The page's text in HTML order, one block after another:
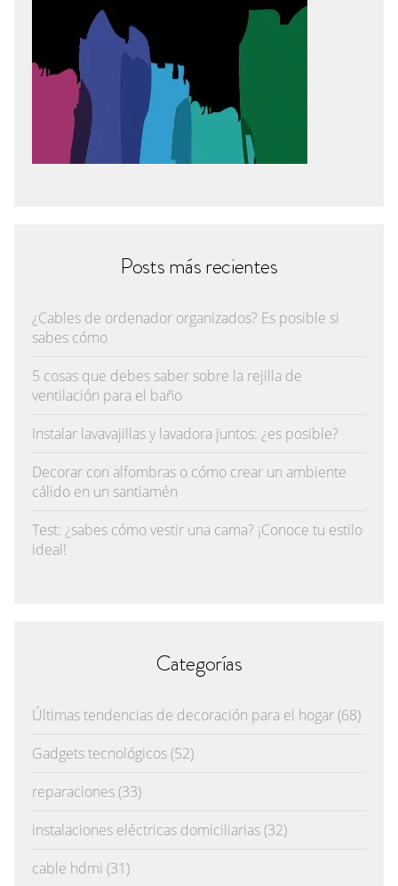
Posts más recientes
¿Cables de ordenador organizados? Es posible si
sabes cómo
5 cosas que debes saber sobre la rejilla de
ventilación para el baño
Instalar lavavajillas y lavadora juntos: ¿es posible?
Decorar con alfombras o cómo crear un ambiente
cálido en un santiamén
Test: ¿sabes cómo vestir una cama? ¡Conoce tu estilo
ideal!
Categorías
Últimas tendencias de decoración para el hogar(68)
Gadgets tecnológicos(52)
reparaciones(33)
instalaciones eléctricas domiciliarias(32)
cable hdmi (31)